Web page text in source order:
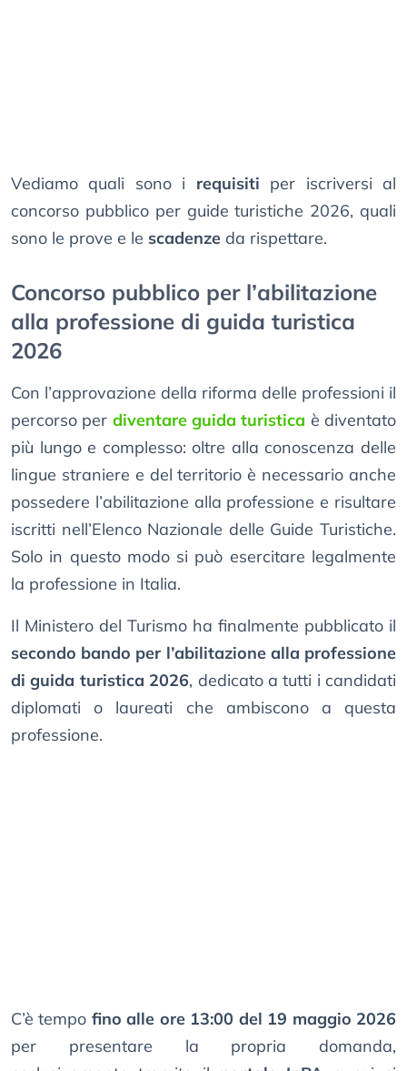
Vediamo quali sono i requisiti per iscriversi al
concorso pubblico per guide turistiche 2026, quali
sono le prove e le scadenze da rispettare.
Concorso pubblico per l’abilitazione
alla professione di guida turistica
2026
Con l’approvazione della riforma delle professioni il
percorso per diventare guida turistica è diventato
più lungo e complesso: oltre alla conoscenza delle
lingue straniere e del territorio è necessario anche
possedere l’abilitazione alla professione e risultare
iscritti nell’Elenco Nazionale delle Guide Turistiche.
Solo in questo modo si può esercitare legalmente
la professione in Italia.
Il Ministero del Turismo ha finalmente pubblicato il
secondo bando per l’abilitazione alla professione
di guida turistica 2026, dedicato a tutti i candidati
diplomati o laureati che ambiscono a questa
professione.
C’è tempo fino alle ore 13:00 del 19 maggio 2026
per presentare la propria domanda,